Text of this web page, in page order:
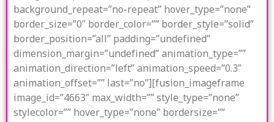
background_repeat=”no-repeat” hover_type=”none”
border_size=”0″ border_color=”” border_style=”solid”
border_position=”all” padding=”undefined”
dimension_margin=”undefined” animation_type=””
animation_direction=”left” animation_speed=”0.3″
animation_offset=”” last=”no”][fusion_imageframe
image_id=”4663″ max_width=”” style_type=”none”
stylecolor=”” hover_type=”none” bordersize=””